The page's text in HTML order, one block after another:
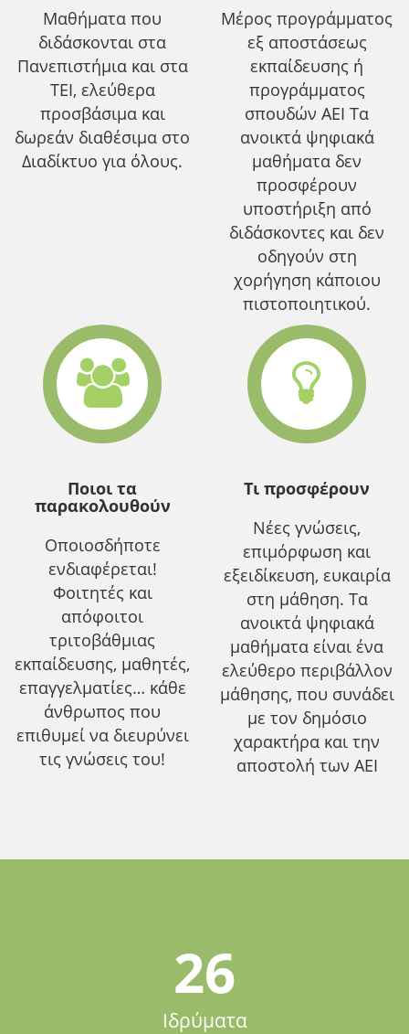
Μαθήματα που
διδάσκονται στα
Πανεπιστήμια και στα
ΤΕΙ, ελεύθερα
προσβάσιμα και
δωρεάν διαθέσιμα στο
Διαδίκτυο για όλους.
Μέρος προγράμματος
εξ αποστάσεως
εκπαίδευσης ή
προγράμματος
σπουδών ΑΕΙ Τα
ανοικτά ψηφιακά
μαθήματα δεν
προσφέρουν
υποστήριξη από
διδάσκοντες και δεν
οδηγούν στη
χορήγηση κάποιου
πιστοποιητικού.
Ποιοι τα
παρακολουθούν
Οποιοσδήποτε
ενδιαφέρεται!
Φοιτητές και
απόφοιτοι
τριτοβάθμιας
εκπαίδευσης, μαθητές,
επαγγελματίες… κάθε
άνθρωπος που
επιθυμεί να διευρύνει
τις γνώσεις του!
Τι προσφέρουν
Νέες γνώσεις,
επιμόρφωση και
εξειδίκευση, ευκαιρία
στη μάθηση. Τα
ανοικτά ψηφιακά
μαθήματα είναι ένα
ελεύθερο περιβάλλον
μάθησης, που συνάδει
με τον δημόσιο
χαρακτήρα και την
αποστολή των ΑΕΙ
26
Ιδρύματα